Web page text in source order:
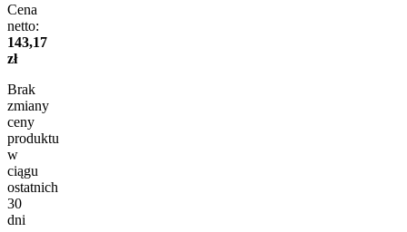
Cena
netto:
143,17
zł
Brak
zmiany
ceny
produktu
w
ciągu
ostatnich
30
dni